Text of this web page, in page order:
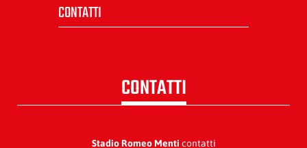
CONTATTI
CONTATTI
Stadio Romeo Menti contatti